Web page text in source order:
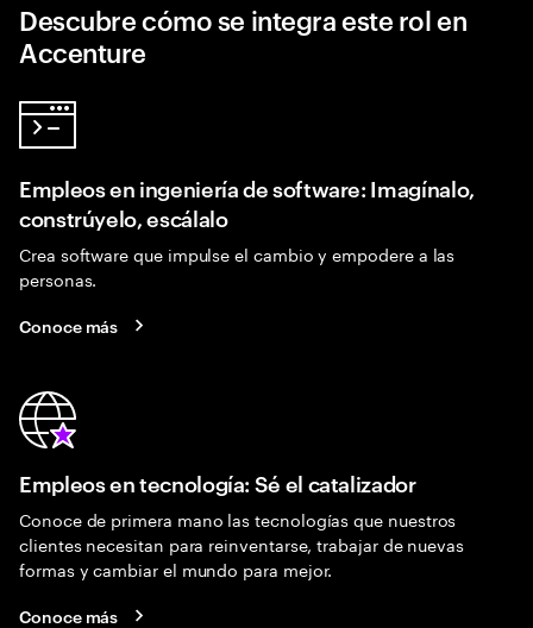
Descubre cómo se integra este rol en
Accenture
Empleos en ingeniería de software: Imagínalo,
constrúyelo, escálalo
Crea software que impulse el cambio y empodere a las
personas.
Conoce más
Empleos en tecnología: Sé el catalizador
Conoce de primera mano las tecnologías que nuestros
clientes necesitan para reinventarse, trabajar de nuevas
formas y cambiar el mundo para mejor.
Conoce más